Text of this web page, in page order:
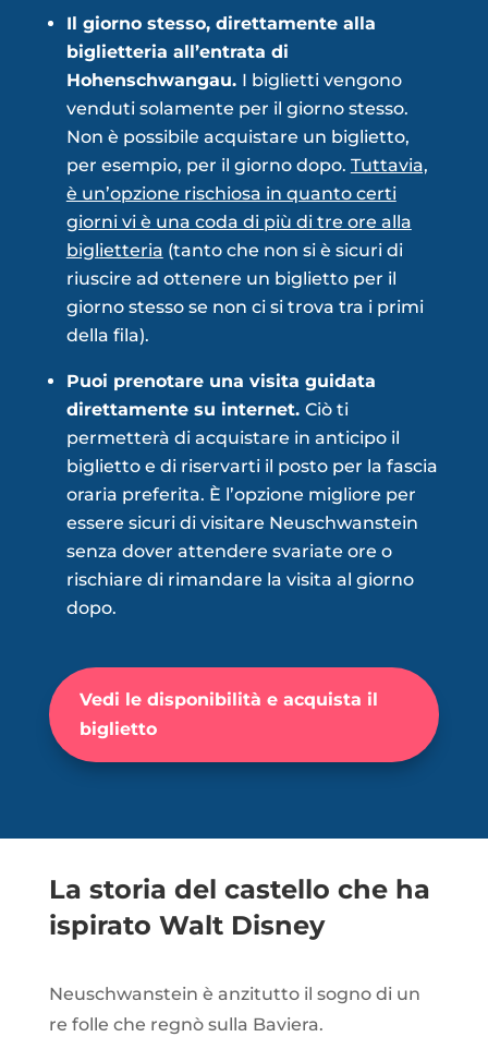
Il giorno stesso, direttamente alla
biglietteria all’entrata di
Hohenschwangau. I biglietti vengono
venduti solamente per il giorno stesso.
Non è possibile acquistare un biglietto,
per esempio, per il giorno dopo. Tuttavia,
è un’opzione rischiosa in quanto certi
giorni vi è una coda di più di tre ore alla
biglietteria (tanto che non si è sicuri di
riuscire ad ottenere un biglietto per il
giorno stesso se non ci si trova tra i primi
della fila).
Puoi prenotare una visita guidata
direttamente su internet. Ciò ti
permetterà di acquistare in anticipo il
biglietto e di riservarti il posto per la fascia
oraria preferita. È l’opzione migliore per
essere sicuri di visitare Neuschwanstein
senza dover attendere svariate ore o
rischiare di rimandare la visita al giorno
dopo.
Vedi le disponibilità e acquista il
biglietto
La storia del castello che ha
ispirato Walt Disney
Neuschwanstein è anzitutto il sogno di un
re folle che regnò sulla Baviera.